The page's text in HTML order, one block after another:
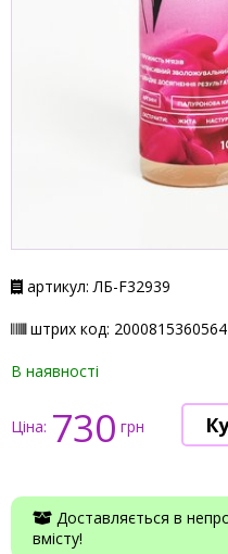
артикул: ЛБ-F32939
штрих код: 2000815360564
В наявності
Ціна: 730 грн
Доставляється в
вмісту!